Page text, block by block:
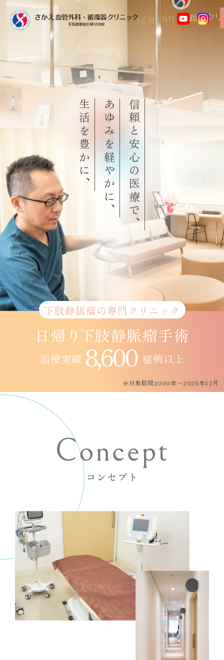
信頼と安心の医療で、
あゆみを軽やかに、
生活を豊かに、
下肢静脈瘤の専門クリニック
日帰り下肢静脈瘤手術
治療実績 8,600 症例以上
※対象期間2000年〜2025年12月
Concept
コンセプト